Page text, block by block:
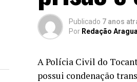
Publicado 7 anos
Por Redação
A Polícia Civil do
possui condenação